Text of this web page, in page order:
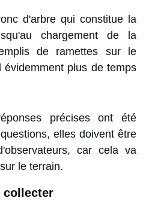
d'arbre qui constitue la
chargement de la
de ramettes sur le
plus de temps
précises ont été
elles doivent être
car cela va
le terrain.
collecter